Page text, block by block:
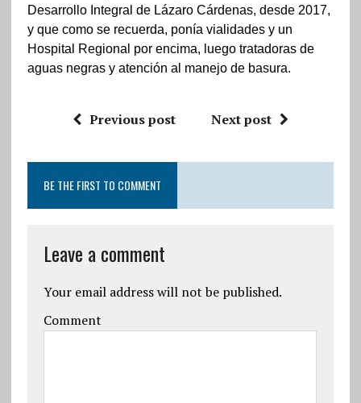
Desarrollo Integral de Lázaro Cárdenas, desde 2017,
y que como se recuerda, ponía vialidades y un
Hospital Regional por encima, luego tratadoras de
aguas negras y atención al manejo de basura.
Previous post Next post
BE THE FIRST TO COMMENT
Leave a comment
Your email address will not be published.
Comment